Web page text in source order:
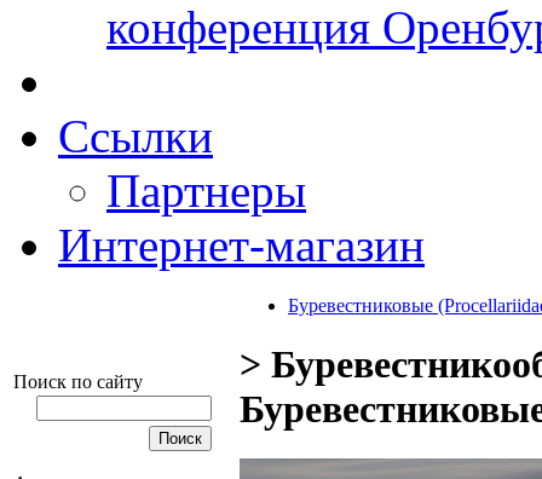
конференция
Ссылки
Партнеры
Интернет-магазин
Поиск по сайту
Буревестниковые
>